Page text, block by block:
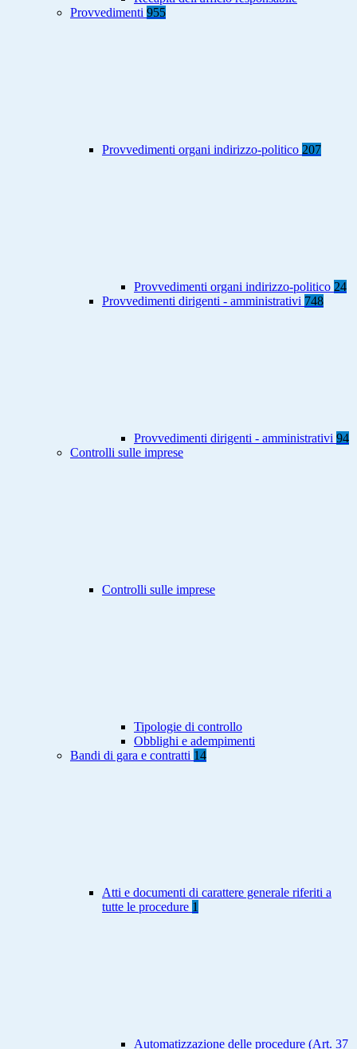
Provvedimenti 955
Provvedimenti organi indirizzo-politico 207
Provvedimenti organi indirizzo-politico 24
Provvedimenti dirigenti - amministrativi 748
Provvedimenti dirigenti - amministrativi 94
Controlli sulle imprese
Controlli sulle imprese
Tipologie di controllo
Obblighi e adempimenti
Bandi di gara e contratti 14
Atti e documenti di carattere generale riferiti a
tutte le procedure 1
Automatizzazione delle procedure (Art. 37